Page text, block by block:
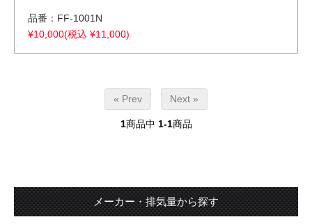
品番：FF-1001N
¥10,000(税込 ¥11,000)
« Prev Next »
1商品中 1-1商品
メーカー・排気量から探す